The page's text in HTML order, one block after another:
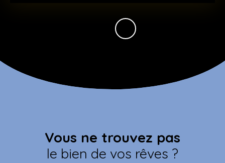
Vous ne trouvez pas
le bien de vos rêves ?